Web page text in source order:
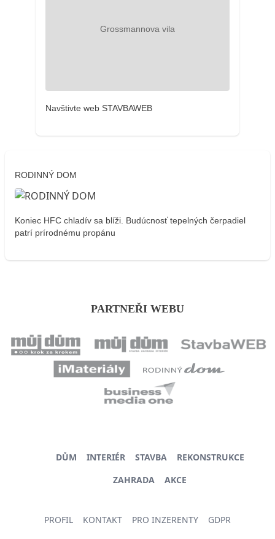
Navštivte web STAVBAWEB
RODINNÝ DOM
Koniec HFC chladív sa blíži. Budúcnosť tepelných čerpadiel
patrí prírodnému propánu
PARTNEŘI WEBU
DŮM INTERIÉR STAVBA
REKONSTRUKCE
ZAHRADA
AKCE
PROFIL KONTAKT PRO INZERENTY GDPR